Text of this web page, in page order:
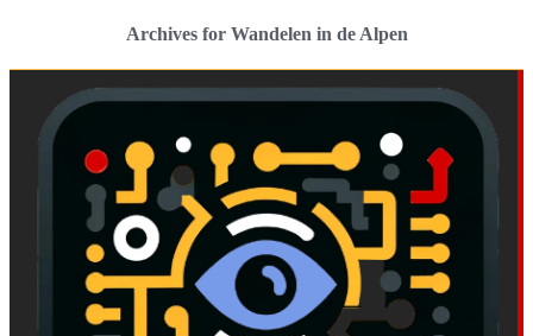
Archives for Wandelen in de Alpen